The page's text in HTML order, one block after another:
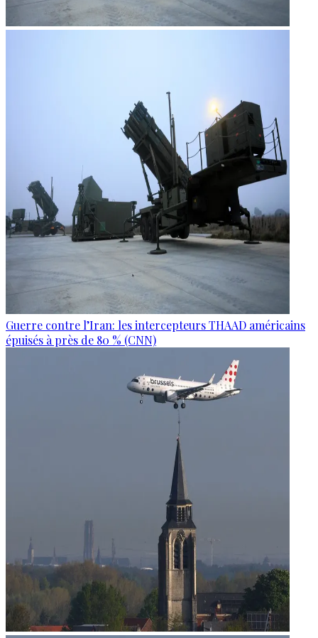
Guerre contre l’Iran: les intercepteurs THAAD américains
épuisés à près de 80 % (CNN)